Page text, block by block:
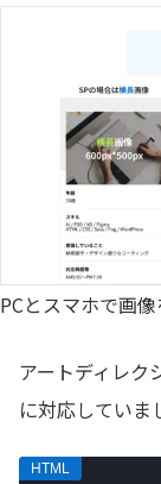
PCとスマホで画
アートディレク
に対応していま